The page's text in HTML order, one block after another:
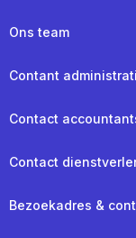
Ons team
Contant
Contact
Contact
Bezoekadres &